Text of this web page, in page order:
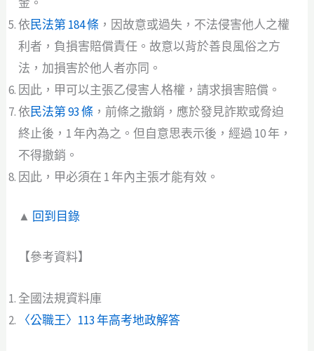
依民法第 184 條 ，因故意或過失，不法侵害他人之權
利者，負損害賠償責任。故意以背於善良風俗之方
法，加損害於他人者亦同。
因此，甲可以主張乙侵害人格權，請求損害賠償。
依民法第 93 條 ，前條之撤銷，應於發見詐欺或脅迫
終止後，1 年內為之。但自意思表示後，經過 10 年，
不得撤銷。
因此，甲必須在 1 年內主張才能有效。
▲ 回到目錄
【參考資料】
全國法規資料庫
〈公職王〉113 年高考地政解答